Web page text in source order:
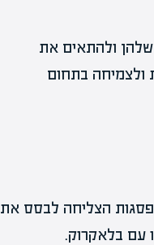
שלהן ולהתאים את
ולצמיחה בתחום
פסגות הצליחה לבסס את
עם בלאקרוק.